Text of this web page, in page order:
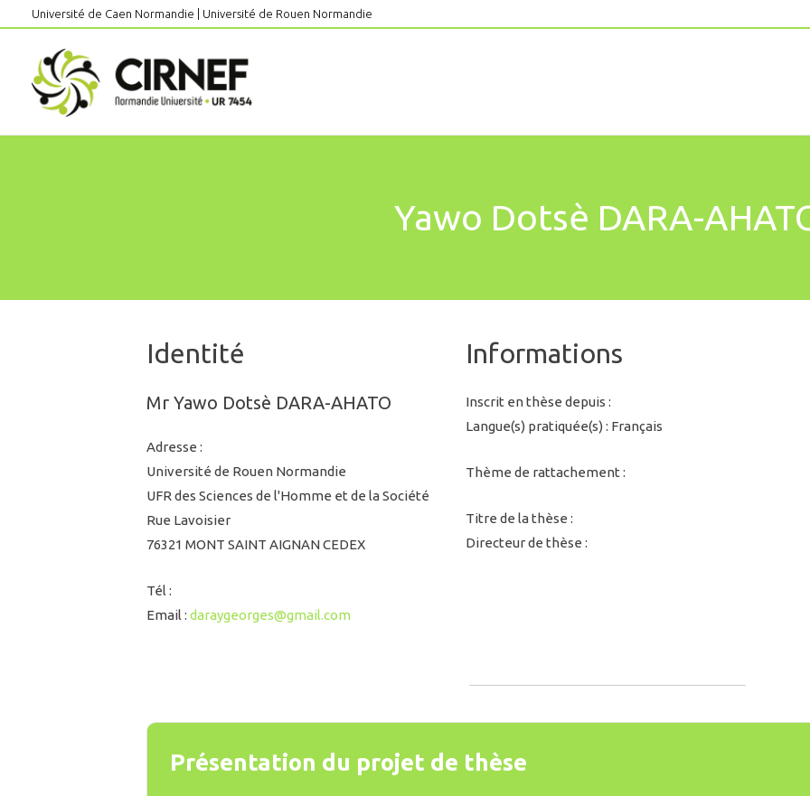
contenu
Université de Caen Normandie Université de Rouen Normandie
Yawo Dotsè DARA-
Identité
Mr Yawo Dotsè DARA-AHATO
Adresse :
Université de Rouen Normandie
UFR des Sciences de l'Homme et de la Société
Rue Lavoisier
76321 MONT SAINT AIGNAN CEDEX
Tél :
Email : daraygeorges@gmail.com
Informations
Inscrit en thèse depuis :
Langue(s) pratiquée(s) : Français
Thème de rattachement :
Titre de la thèse :
Directeur de thèse :
Présentation du projet de thèse